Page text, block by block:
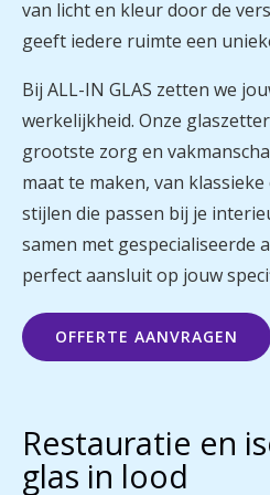
van licht en kleur door de
geeft iedere ruimte een
Bij ALL-IN GLAS zetten we
werkelijkheid. Onze
grootste zorg en
maat te maken, van
stijlen die passen bij je
samen met gespecialiseerde
perfect aansluit op jouw
OFFERTE AANVRAGEN
Restauratie en
glas in lood